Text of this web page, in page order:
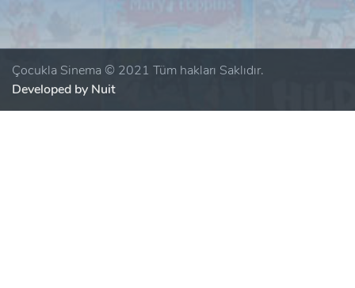
Çocukla Sinema © 2021 Tüm hakları Saklıdır.
Developed by Nuit